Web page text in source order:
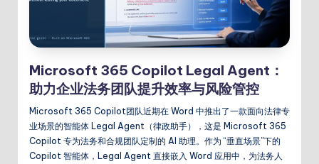
Microsoft 365 Copilot Legal Agent：
助力企业法务团队提升效率与风险管控
Microsoft 365 Copilot团队近期在 Word 中推出了一款面向法律专
业场景的智能体 Legal Agent（律政助手），这是 Microsoft 365
Copilot 专为法务和合规团队定制的 AI 助理。作为 “垂直场景”下的
Copilot 智能体，Legal Agent 直接嵌入 Word 应用中，为法务人